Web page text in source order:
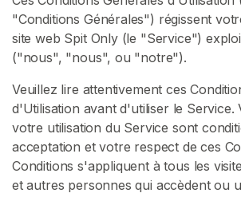
"Conditions Générales") régissent
site web Spit Only (le "Service")
("nous", "nous", ou "notre").
Veuillez lire attentivement ces
d'Utilisation avant d'utiliser le Service.
votre utilisation du Service sont
acceptation et votre respect de ces
Conditions s'appliquent à tous les
et autres personnes qui accèdent ou
o
n
I
S
C
R
I
V
E
Z
-